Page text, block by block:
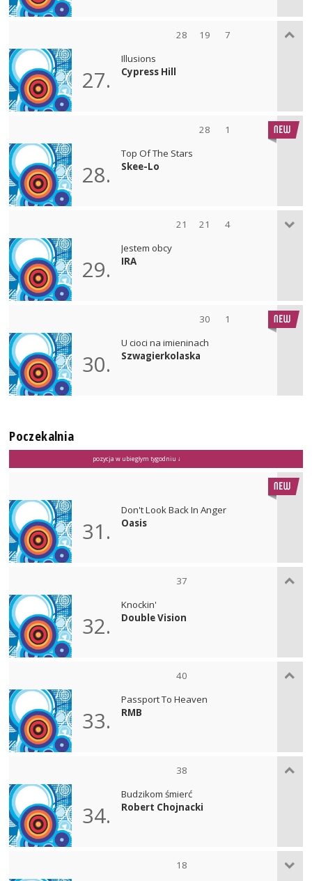
28 19 7
27.
Illusions
Cypress Hill
28 1
28.
Top Of The Stars
Skee-Lo
21 21 4
29.
Jestem obcy
IRA
30 1
30.
U cioci na imieninach
Szwagierkolaska
Poczekalnia
pozycja w ubiegłym tygodniu ↓
31.
Don't Look Back In Anger
Oasis
37
32.
Knockin'
Double Vision
40
33.
Passport To Heaven
RMB
38
34.
Budzikom śmierć
Robert Chojnacki
18